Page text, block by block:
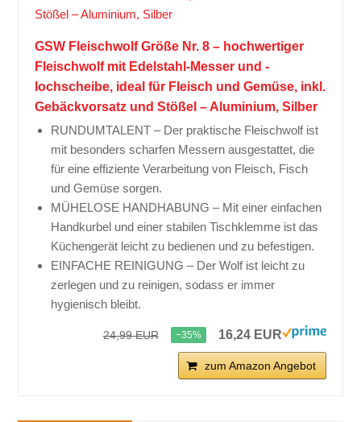
GSW Fleischwolf Größe Nr. 8 – hochwertiger
Fleischwolf mit Edelstahl-Messer und -
lochscheibe, ideal für Fleisch und Gemüse, inkl.
Gebäckvorsatz und Stößel – Aluminium, Silber
RUNDUMTALENT – Der praktische Fleischwolf ist
mit besonders scharfen Messern ausgestattet, die
für eine effiziente Verarbeitung von Fleisch, Fisch
und Gemüse sorgen.
MÜHELOSE HANDHABUNG – Mit einer einfachen
Handkurbel und einer stabilen Tischklemme ist das
Küchengerät leicht zu bedienen und zu befestigen.
EINFACHE REINIGUNG – Der Wolf ist leicht zu
zerlegen und zu reinigen, sodass er immer
hygienisch bleibt.
24,99 EUR −35% 16,24 EUR
zum Amazon Angebot